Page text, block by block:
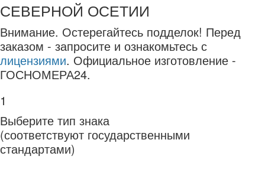
СЕВЕРНОЙ ОСЕТИИ
Внимание. Остерегайтесь подделок! Перед
заказом - запросите и ознакомьтесь с
лицензиями. Официальное изготовление -
ГОСНОМЕРА24.
1
Выберите тип знака
(соответствуют государственными
стандартами)